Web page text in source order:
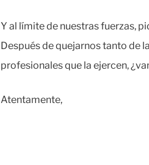
Y al límite de nuestras fuerzas,
Después de quejarnos tanto de
profesionales que la ejercen,
Atentamente,